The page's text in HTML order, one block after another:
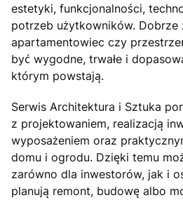
estetyki, funkcjonalności,
potrzeb użytkowników.
apartamentowiec czy
być wygodne, trwałe i
którym powstają.
Serwis Architektura i Sztuka
z projektowaniem, realizacją
wyposażeniem oraz
domu i ogrodu. Dzięki temu
zarówno dla inwestorów, jak i
planują remont, budowę albo